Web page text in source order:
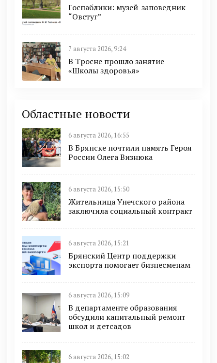
Госпаблики: музей-заповедник
“Овстуг”
7 августа 2026, 9:24
В Тросне прошло занятие
«Школы здоровья»
Областные новости
6 августа 2026, 16:55
В Брянске почтили память Героя
России Олега Визнюка
6 августа 2026, 15:50
Жительница Унечского района
заключила социальный контракт
6 августа 2026, 15:21
Брянский Центр поддержки
экспорта помогает бизнесменам
6 августа 2026, 15:09
В департаменте образования
обсудили капитальный ремонт
школ и детсадов
6 августа 2026, 15:02